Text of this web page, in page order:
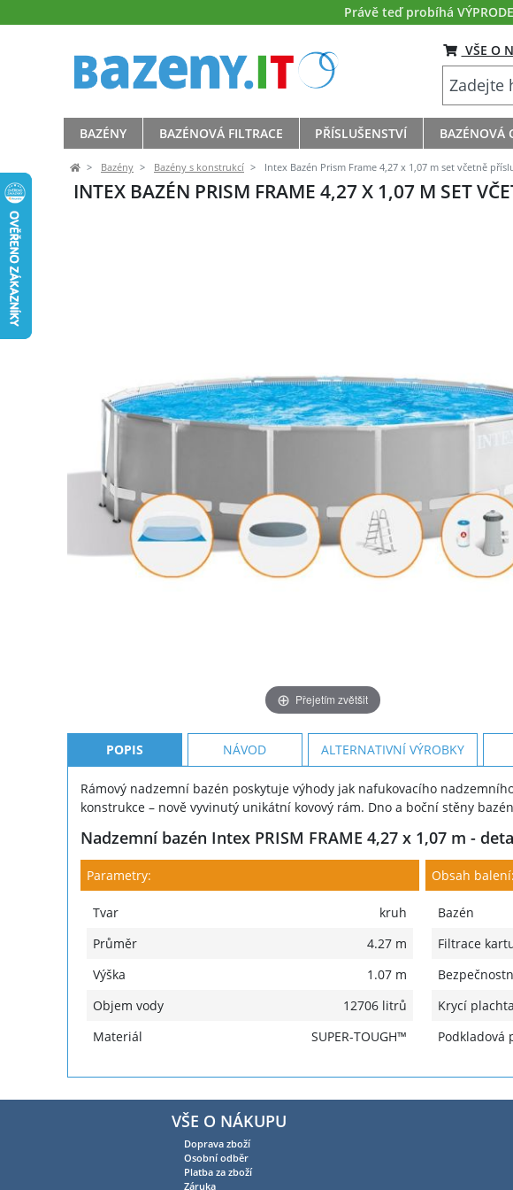
Právě teď probíhá
VŠE O
BAZÉNY BAZÉNOVÁ FILTRACE PŘÍSLUŠENSTVÍ BAZÉNOVÁ
Bazény Bazény s konstrukcí Intex Bazén Prism Frame 4,27 x 1,07 m set včetně
INTEX BAZÉN PRISM FRAME 4,27 X 1,07 M SET
Přejetím zvětšit
POPIS NÁVOD ALTERNATIVNÍ VÝROBKY
Rámový nadzemní bazén poskytuje výhody jak nafukovacího
konstrukce – nově vyvinutý unikátní kovový rám. Dno a boční stěny
Nadzemní bazén Intex PRISM FRAME 4,27 x 1,07 m -
Parametry:
Tvar
kruh
Průměr
4.27 m
Výška
1.07 m
Objem vody
12706 litrů
Materiál
SUPER-TOUGH™
Obsah balení:
Bazén
Filtrace
Krycí plachta
Podkladová
VŠE O NÁKUPU
Doprava zboží
Osobní odběr
Platba za zboží
Záruka